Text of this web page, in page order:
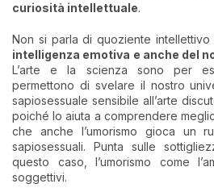
curiosità intellettuale.
Non si parla di quoziente
intelligenza emotiva e anche del
L’arte e la scienza sono per
permettono di svelare il nostro
sapiosessuale sensibile all’arte
poiché lo aiuta a comprendere
che anche l’umorismo gioca un
sapiosessuali. Punta sulle
questo caso, l’umorismo come
soggettivi.